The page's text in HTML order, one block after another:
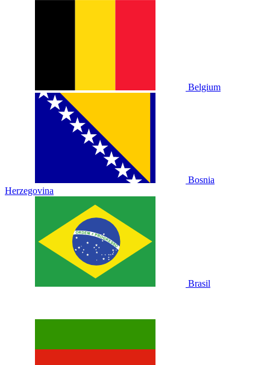
Belgium
Bosnia
Herzegovina
Brasil